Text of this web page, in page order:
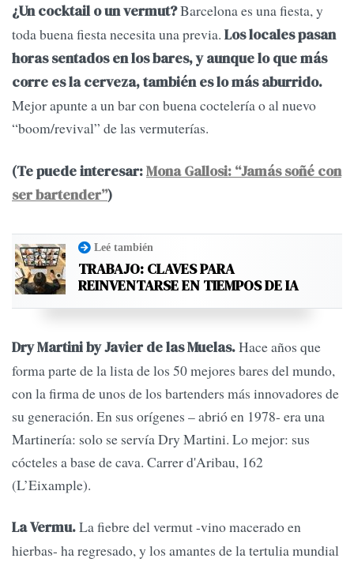
¿Un cocktail o un vermut?Barcelona es una fiesta, y
toda buena fiesta necesita una previa. Los locales pasan
horas sentados en los bares, y aunque lo que más
corre es la cerveza, también es lo más aburrido.
Mejor apunte a un bar con buena coctelería o al nuevo
“boom/revival” de las vermuterías.
(Te puede interesar:Mona Gallosi: “Jamás soñé con
ser bartender”)
Leé también
TRABAJO: CLAVES PARA
REINVENTARSE EN TIEMPOS DE IA
Dry Martini by Javier de las Muelas.Hace años que
forma parte de la lista de los 50 mejores bares del mundo,
con la firma de unos de los bartenders más innovadores de
su generación. En sus orígenes – abrió en 1978- era una
Martinería: solo se servía Dry Martini. Lo mejor: sus
cócteles a base de cava. Carrer d'Aribau, 162
(L’Eixample).
La Vermu.La fiebre del vermut -vino macerado en
hierbas- ha regresado, y los amantes de la tertulia mundial